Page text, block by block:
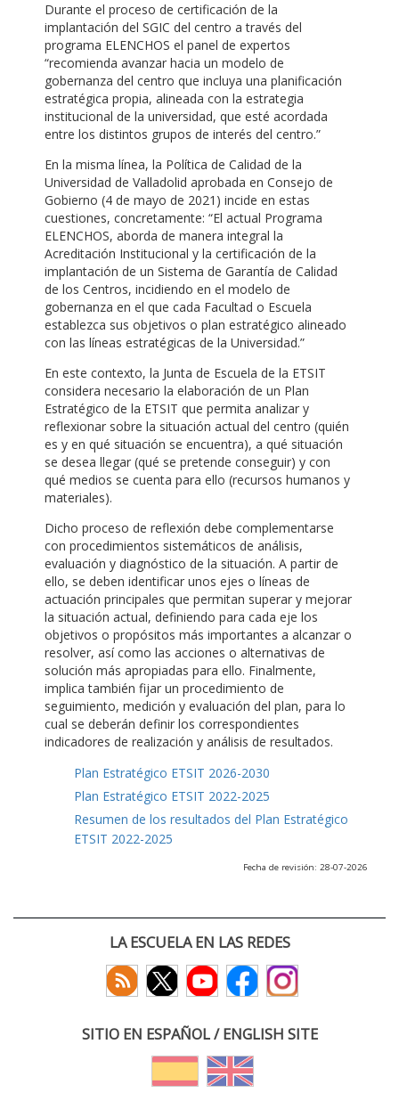
Durante el proceso de certificación de la
implantación del SGIC del centro a través del
programa ELENCHOS el panel de expertos
“recomienda avanzar hacia un modelo de
gobernanza del centro que incluya una planificación
estratégica propia, alineada con la estrategia
institucional de la universidad, que esté acordada
entre los distintos grupos de interés del centro.”
En la misma línea, la Política de Calidad de la
Universidad de Valladolid aprobada en Consejo de
Gobierno (4 de mayo de 2021) incide en estas
cuestiones, concretamente: “El actual Programa
ELENCHOS, aborda de manera integral la
Acreditación Institucional y la certificación de la
implantación de un Sistema de Garantía de Calidad
de los Centros, incidiendo en el modelo de
gobernanza en el que cada Facultad o Escuela
establezca sus objetivos o plan estratégico alineado
con las líneas estratégicas de la Universidad.”
En este contexto, la Junta de Escuela de la ETSIT
considera necesario la elaboración de un Plan
Estratégico de la ETSIT que permita analizar y
reflexionar sobre la situación actual del centro (quién
es y en qué situación se encuentra), a qué situación
se desea llegar (qué se pretende conseguir) y con
qué medios se cuenta para ello (recursos humanos y
materiales).
Dicho proceso de reflexión debe complementarse
con procedimientos sistemáticos de análisis,
evaluación y diagnóstico de la situación. A partir de
ello, se deben identificar unos ejes o líneas de
actuación principales que permitan superar y mejorar
la situación actual, definiendo para cada eje los
objetivos o propósitos más importantes a alcanzar o
resolver, así como las acciones o alternativas de
solución más apropiadas para ello. Finalmente,
implica también fijar un procedimiento de
seguimiento, medición y evaluación del plan, para lo
cual se deberán definir los correspondientes
indicadores de realización y análisis de resultados.
Plan Estratégico ETSIT 2026-2030
Plan Estratégico ETSIT 2022-2025
Resumen de los resultados del Plan Estratégico
ETSIT 2022-2025
Fecha de revisión: 28-07-2026
LA ESCUELA EN LAS REDES
SITIO EN ESPAÑOL / ENGLISH SITE